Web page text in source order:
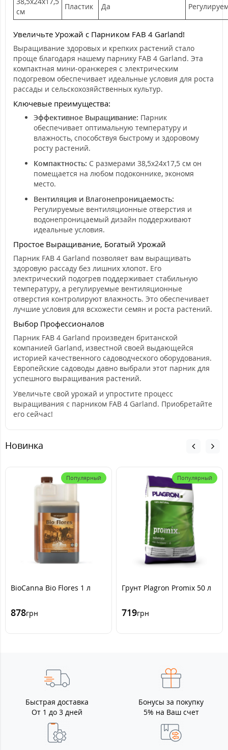
см
Пластик Да
Увеличьте Урожай с Парником FAB 4 Garland!
Выращивание здоровых и крепких растений стало
проще благодаря нашему парнику FAB 4 Garland. Эта
компактная мини-оранжерея с электрическим
подогревом обеспечивает идеальные условия для роста
рассады и сельскохозяйственных культур.
Ключевые преимущества:
Эффективное Выращивание: Парник
обеспечивает оптимальную температуру и
влажность, способствуя быстрому и здоровому
росту растений.
Компактность: С размерами 38,5x24x17,5 см он
помещается на любом подоконнике, экономя
место.
Вентиляция и Влагонепроницаемость:
Регулируемые вентиляционные отверстия и
водонепроницаемый дизайн поддерживают
идеальные условия.
Простое Выращивание, Богатый Урожай
Парник FAB 4 Garland позволяет вам выращивать
здоровую рассаду без лишних хлопот. Его
электрический подогрев поддерживает стабильную
температуру, а регулируемые вентиляционные
отверстия контролируют влажность. Это обеспечивает
лучшие условия для всхожести семян и роста растений.
Выбор Профессионалов
Парник FAB 4 Garland произведен британской
компанией Garland, известной своей выдающейся
историей качественного садоводческого оборудования.
Европейские садоводы давно выбрали этот парник для
успешного выращивания растений.
Увеличьте свой урожай и упростите процесс
выращивания с парником FAB 4 Garland. Приобретайте
его сейчас!
Новинка
Популярный
BioCanna Bio Flores 1 л
878грн
Популярный
Грунт Plagron Promix 50 л
719грн
Быстрая доставка
От 1 до 3 дней
Бонусы за покупку
5% на Ваш счет